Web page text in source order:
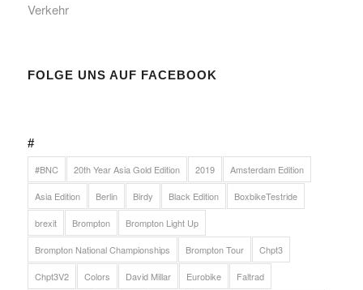
Verkehr
FOLGE UNS AUF FACEBOOK
Klicke hier, um Marketing-Cookies zu
#
#BNC 20th Year Asia Gold Edition 2019 Amsterdam Edition
Asia Edition Berlin Birdy Black Edition BoxbikeTestride
brexit Brompton Brompton Light Up
Brompton National Championships Brompton Tour Chpt3
Chpt3V2 Colors David Millar Eurobike Faltrad